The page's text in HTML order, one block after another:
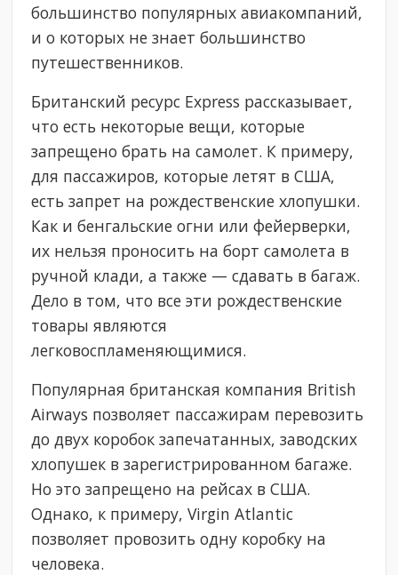
большинство популярных авиакомпаний,
и о которых не знает большинство
путешественников.
Британский ресурс Express рассказывает,
что есть некоторые вещи, которые
запрещено брать на самолет. К примеру,
для пассажиров, которые летят в США,
есть запрет на рождественские хлопушки.
Как и бенгальские огни или фейерверки,
их нельзя проносить на борт самолета в
ручной клади, а также — сдавать в багаж.
Дело в том, что все эти рождественские
товары являются
легковоспламеняющимися.
Популярная британская компания British
Airways позволяет пассажирам перевозить
до двух коробок запечатанных, заводских
хлопушек в зарегистрированном багаже.
Но это запрещено на рейсах в США.
Однако, к примеру, Virgin Atlantic
позволяет провозить одну коробку на
человека.